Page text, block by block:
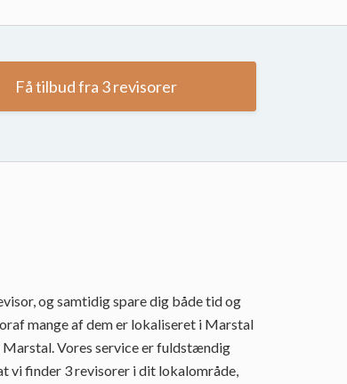
Få tilbud fra 3 revisorer
og samtidig spare dig både tid og
mange af dem er lokaliseret i Marstal
Vores service er fuldstændig
vi finder 3 revisorer i dit lokalområde,